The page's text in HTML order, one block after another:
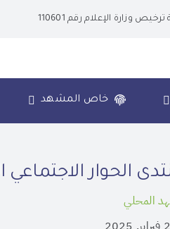
وزارة الإعلام رقم 110601
خاص المشهد
الحوار
المحلي